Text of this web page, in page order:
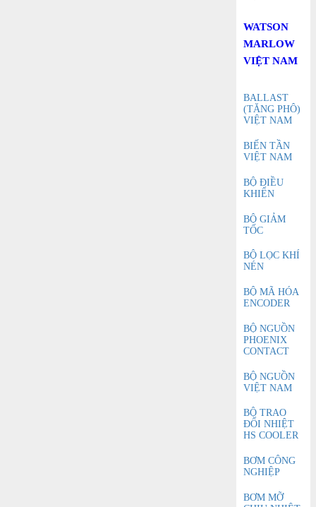
WATSON
MARLOW
VIỆT NAM
BALLAST
(TĂNG PHÔ)
VIỆT NAM
BIẾN TẦN
VIỆT NAM
BỘ ĐIỀU
KHIỂN
BỘ GIẢM
TỐC
BỘ LỌC KHÍ
NÉN
BỘ MÃ HÓA
ENCODER
BỘ NGUỒN
PHOENIX
CONTACT
BỘ NGUỒN
VIỆT NAM
BỘ TRAO
ĐỔI NHIỆT
HS COOLER
BƠM CÔNG
NGHIỆP
BƠM MỠ